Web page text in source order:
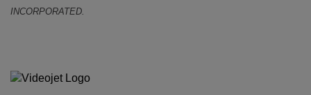
INCORPORATED.